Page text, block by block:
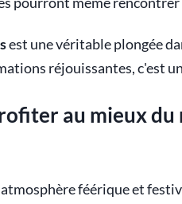
est une véritable plongée
réjouissantes, c'est
au mieux du
féérique et